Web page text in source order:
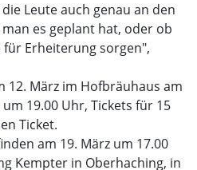
Leute auch genau an den
es geplant hat, oder ob
Erheiterung sorgen",
12. März im Hofbräuhaus am
19.00 Uhr, Tickets für 15
Ticket.
am 19. März um 17.00
Kempter in Oberhaching, in